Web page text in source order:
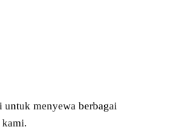
menyewa berbagai
kami.